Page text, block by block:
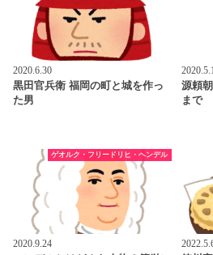
2020.6.30
黒田官兵衛 福岡の町と城を作っ
た男
源頼
まで
ゲオルク・フリードリヒ・ヘンデル
2020.9.24